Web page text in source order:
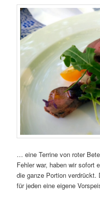
… eine Terrine von roter
Fehler war, haben wir sofort
die ganze Portion verdrückt.
für jeden eine eigene